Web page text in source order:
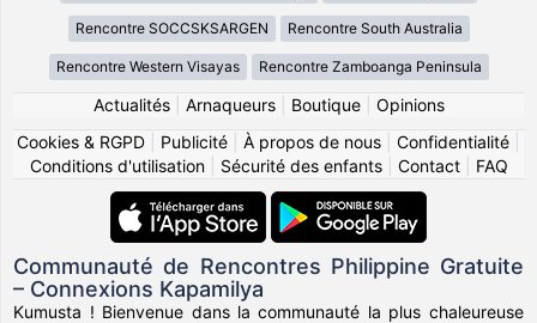
Rencontre SOCCSKSARGEN Rencontre South Australia
Rencontre Western Visayas Rencontre Zamboanga Peninsula
Actualités| Arnaqueurs| Boutique| Opinions
Cookies & RGPD
Publicité À propos de nous Confidentialité
Conditions d'utilisation| Sécurité des enfants| Contact| FAQ
Communauté de Rencontres Philippine Gratuite
– Connexions Kapamilya
Kumusta ! Bienvenue dans la communauté la plus chaleureuse